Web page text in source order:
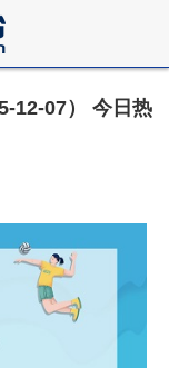
12-07） 今日热